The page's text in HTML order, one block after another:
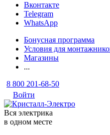
Вконтакте
Telegram
WhatsApp
Бонусная программа
Условия для
Магазины
...
8 800 201-68-50
Войти
Вся электрика
в одном месте